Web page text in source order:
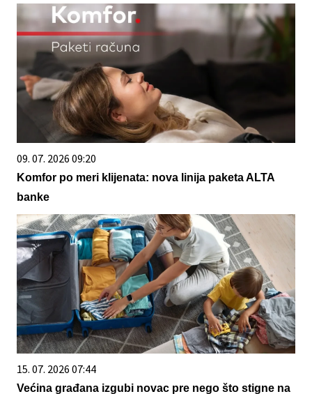
09. 07. 2026 09:20
Komfor po meri klijenata: nova linija paketa ALTA
banke
15. 07. 2026 07:44
Većina građana izgubi novac pre nego što stigne na